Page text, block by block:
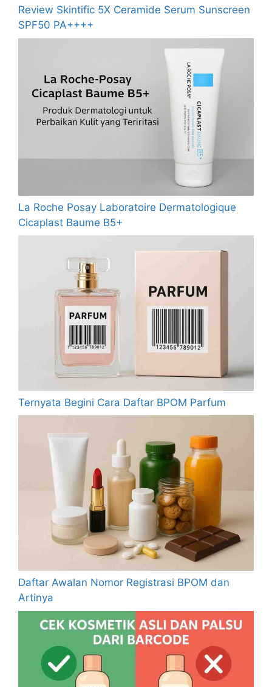
Review Skintific 5X Ceramide Serum Sunscreen
SPF50 PA++++
La Roche Posay Laboratoire Dermatologique
Cicaplast Baume B5+
Ternyata Begini Cara Daftar BPOM Parfum
Daftar Awalan Nomor Registrasi BPOM dan
Artinya